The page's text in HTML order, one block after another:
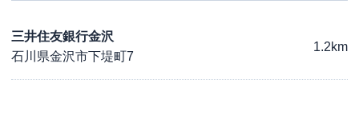
三井住友銀行金沢
石川県金沢市下堤町7
1.2km